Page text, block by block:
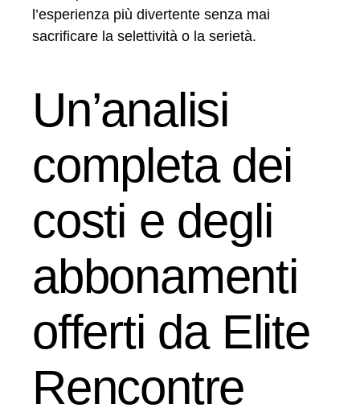
l’esperienza più divertente senza mai
sacrificare la selettività o la serietà.
Un’analisi
completa dei
costi e degli
abbonamenti
offerti da Elite
Rencontre